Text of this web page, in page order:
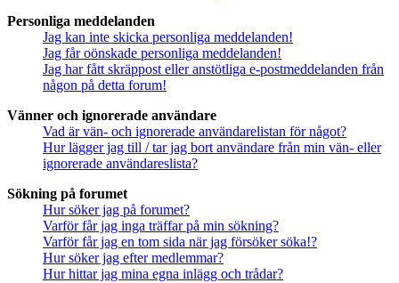
Personliga meddelanden
Jag kan inte skicka personliga meddelanden!
Jag får oönskade personliga meddelanden!
Jag har fått skräppost eller anstötliga e-postmeddelanden från
någon på detta forum!
Vänner och ignorerade användare
Vad är vän- och ignorerade användarelistan för något?
Hur lägger jag till / tar jag bort användare från min vän- eller
ignorerade användareslista?
Sökning på forumet
Hur söker jag på forumet?
Varför får jag inga träffar på min sökning?
Varför får jag en tom sida när jag försöker söka!?
Hur söker jag efter medlemmar?
Hur hittar jag mina egna inlägg och trådar?